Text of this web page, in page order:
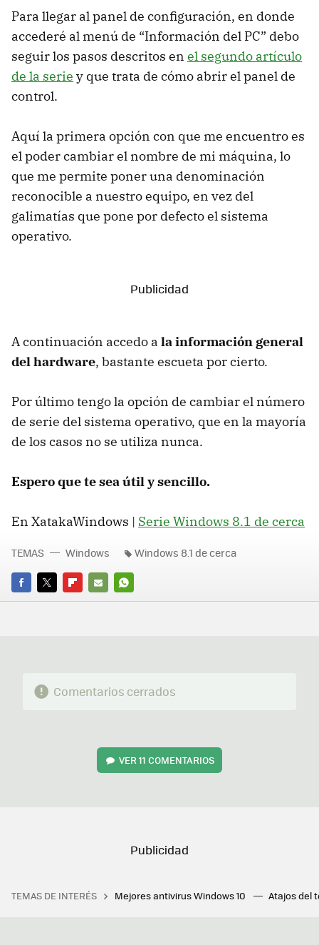
Para llegar al panel de configuración, en donde
accederé al menú de “Información del PC” debo
seguir los pasos descritos en el segundo artículo
de la serie y que trata de cómo abrir el panel de
control.
Aquí la primera opción con que me encuentro es
el poder cambiar el nombre de mi máquina, lo
que me permite poner una denominación
reconocible a nuestro equipo, en vez del
galimatías que pone por defecto el sistema
operativo.
A continuación accedo a la información general
del hardware, bastante escueta por cierto.
Por último tengo la opción de cambiar el número
de serie del sistema operativo, que en la mayoría
de los casos no se utiliza nunca.
Espero que te sea útil y sencillo.
En XatakaWindows | Serie Windows 8.1 de cerca
FACEBOOK
TWITTERFLIPBOARD
E-
WHATSAPP
TEMAS Windows Windows 8.1 de cerca
Comentarios cerrados
VER11 COMENTARIOS
TEMAS DE INTERÉS Mejores antivirus Windows 10 Atajos del